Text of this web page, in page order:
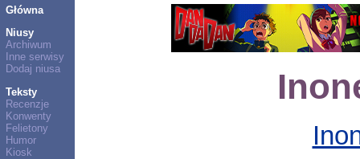
Główna
Niusy
Archiwum
Inne serwisy
Dodaj niusa
Teksty
Recenzje
Konwenty
Felietony
Humor
Kiosk